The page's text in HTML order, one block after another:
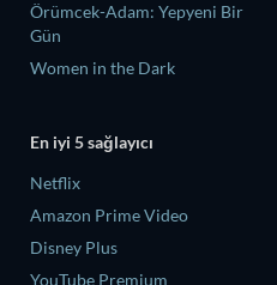
Örümcek-Adam: Yepyeni Bir
Gün
Women in the Dark
En iyi 5 sağlayıcı
Netflix
Amazon Prime Video
Disney Plus
YouTube Premium